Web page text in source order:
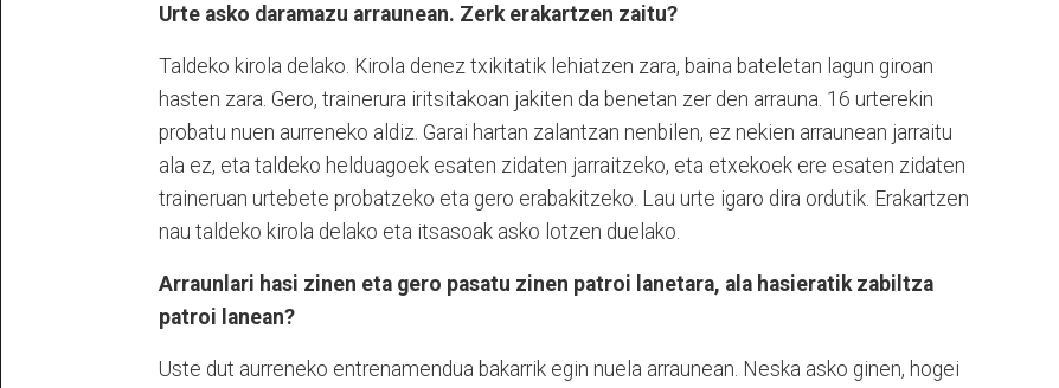
Urte asko daramazu arraunean. Zerk erakartzen zaitu?
Taldeko kirola delako. Kirola denez txikitatik lehiatzen zara, baina bateletan lagun giroan
hasten zara. Gero, trainerura iritsitakoan jakiten da benetan zer den arrauna. 16 urterekin
probatu nuen aurreneko aldiz. Garai hartan zalantzan nenbilen, ez nekien arraunean jarraitu
ala ez, eta taldeko helduagoek esaten zidaten jarraitzeko, eta etxekoek ere esaten zidaten
traineruan urtebete probatzeko eta gero erabakitzeko. Lau urte igaro dira ordutik. Erakartzen
nau taldeko kirola delako eta itsasoak asko lotzen duelako.
Arraunlari hasi zinen eta gero pasatu zinen patroi lanetara, ala hasieratik zabiltza
patroi lanean?
Uste dut aurreneko entrenamendua bakarrik egin nuela arraunean. Neska asko ginen, hogei